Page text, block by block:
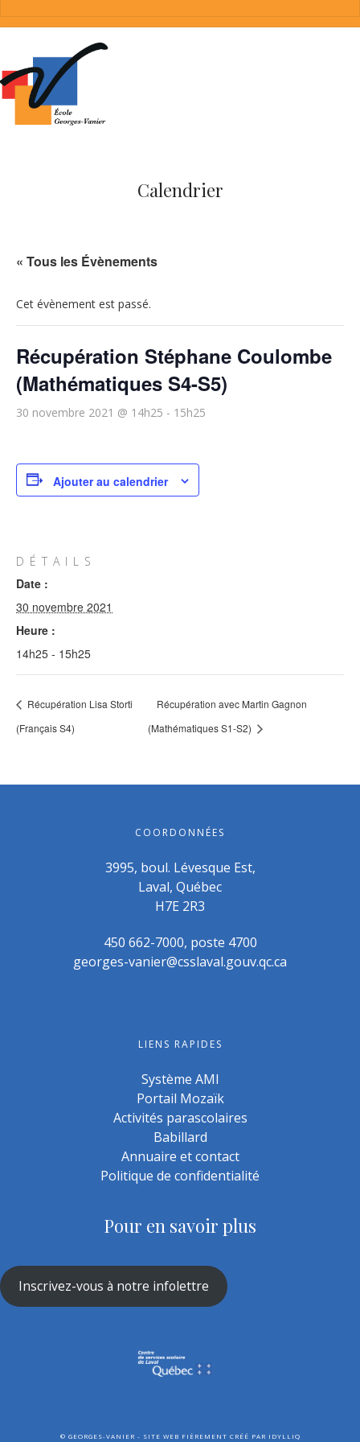
Calendrier
« Tous les Évènements
Cet évènement est passé.
Récupération Stéphane Coulombe
(Mathématiques S4-S5)
30 novembre 2021 @ 14h25 - 15h25
Ajouter au calendrier
DÉTAILS
Date :
30 novembre 2021
Heure :
14h25 - 15h25
Récupération Lisa Storti
(Français S4)
Récupération avec Martin Gagnon
(Mathématiques S1-S2)
COORDONNÉES
3995, boul. Lévesque Est,
Laval, Québec
H7E 2R3
450 662-7000, poste 4700
georges-vanier@csslaval.gouv.qc.ca
LIENS RAPIDES
Système AMI
Portail Mozaïk
Activités parascolaires
Babillard
Annuaire et contact
Politique de confidentialité
Pour en savoir plus
Inscrivez-vous à notre infolettre
© GEORGES-VANIER - SITE WEB FIÈREMENT CRÉÉ PAR IDYLLIQ